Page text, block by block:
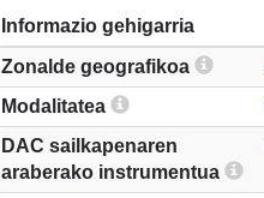
Informazio gehigarria
Zonalde geografikoa
Modalitatea
DAC sailkapenaren
araberako instrumentua